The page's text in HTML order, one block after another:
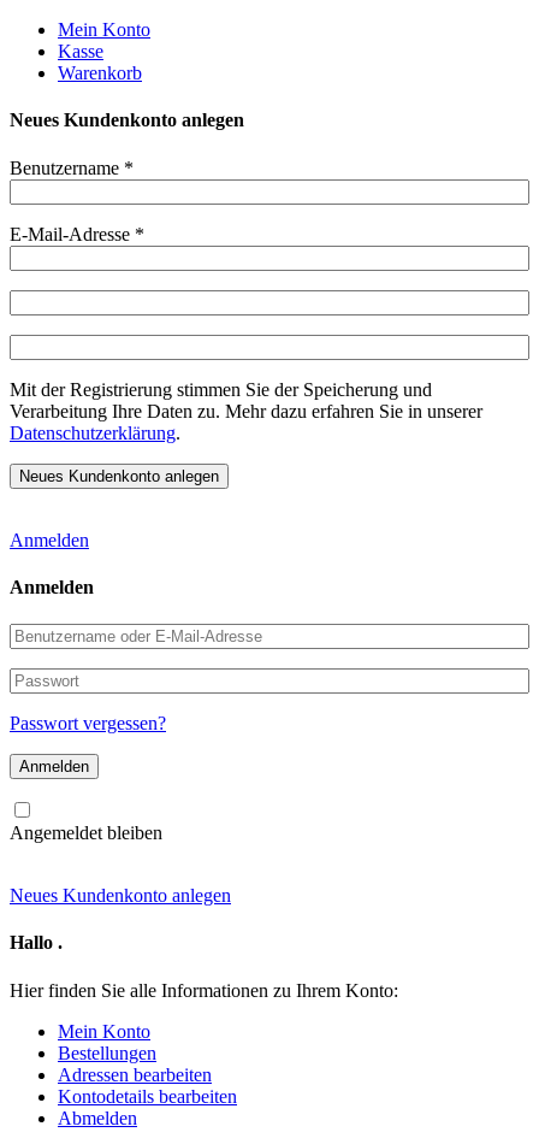
Weiter
zum
Inhalt
Mein Konto
Kasse
Warenkorb
Neues Kundenkonto anlegen
Benutzername *
E-Mail-Adresse *
Mit der Registrierung stimmen Sie der Speicherung und
Verarbeitung Ihre Daten zu. Mehr dazu erfahren Sie in unserer
Datenschutzerklärung.
Anmelden
Anmelden
Benutzername
oder
E-
Mail-
Adresse
Passwort
Passwort vergessen?
Angemeldet bleiben
Neues Kundenkonto anlegen
Hallo .
Hier finden Sie alle Informationen zu Ihrem Konto:
Mein Konto
Bestellungen
Adressen bearbeiten
Kontodetails bearbeiten
Abmelden